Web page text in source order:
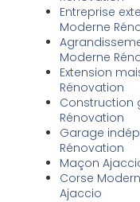
Entreprise
Moderne
Moderne
Extension
Rénovation
Construction
Rénovation
Garage
Rénovation
Maçon
Corse
Ajaccio